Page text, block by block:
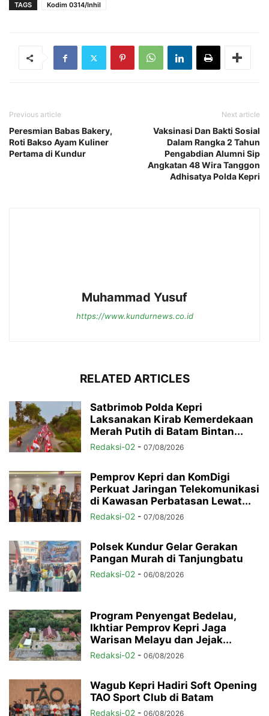
TAGS Kodim 0314/Inhil
Previous article
Peresmian Babas Bakery,
Roti Bakso Ayam Kuliner
Pertama di Kundur
Next article
Vaksinasi Dan Bakti Sosial
Dalam Rangka 2 Tahun
Pengabdian Alumni Sip
Angkatan 48 Wira Tanggon
Adhisatya Polda Kepri
Muhammad Yusuf
https://www.kundurnews.co.id
RELATED ARTICLES
Satbrimob Polda Kepri
Laksanakan Kirab Kemerdekaan
Merah Putih di Batam Bintan...
Redaksi-02 - 07/08/2026
Pemprov Kepri dan KomDigi
Perkuat Jaringan Telekomunikasi
di Kawasan Perbatasan Lewat...
Redaksi-02 - 07/08/2026
Polsek Kundur Gelar Gerakan
Pangan Murah di Tanjungbatu
Redaksi-02 - 06/08/2026
Program Penyengat Bedelau,
Ikhtiar Pemprov Kepri Jaga
Warisan Melayu dan Jejak...
Redaksi-02 - 06/08/2026
Wagub Kepri Hadiri Soft Opening
TAO Sport Club di Batam
Redaksi-02 - 06/08/2026